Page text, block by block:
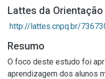
Lattes da
http://lattes.cnpq.br/
Resumo
O foco deste estudo foi
aprendizagem dos alunos